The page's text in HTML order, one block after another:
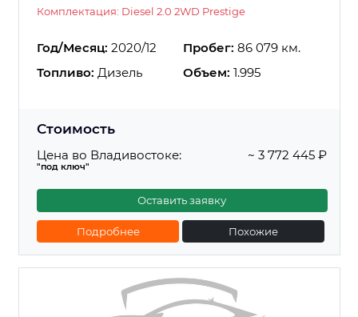
Комплектация: Diesel 2.0 2WD Prestige
Год/Месяц: 2020/12 Пробег: 86 079 км.
Топливо: Дизель Объем: 1.995
Стоимость
Цена во Владивостоке:
"под ключ"
~ 3 772 445 ₽
Оставить заявку
Подробнее Похожие